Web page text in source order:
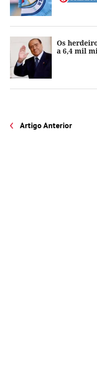
Os
a 6,4 mil
Artigo Anterior